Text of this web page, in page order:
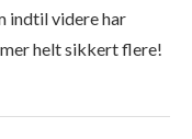
indtil videre har
helt sikkert flere!